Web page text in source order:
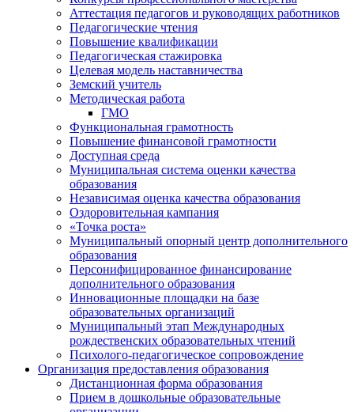
Аттестация педагогов и руководящих работников
Педагогические чтения
Повышение квалификации
Педагогическая стажировка
Целевая модель наставничества
Земский учитель
Методическая работа
ГМО
Функциональная грамотность
Повышение финансовой грамотности
Доступная среда
Муниципальная система оценки качества
образования
Независимая оценка качества образования
Оздоровительная кампания
«Точка роста»
Муниципальный опорный центр дополнительного
образования
Персонифицированное финансирование
дополнительного образования
Инновационные площадки на базе
образовательных организаций
Муниципальный этап Международных
рождественских образовательных чтений
Психолого-педагогическое сопровождение
Организация предоставления образования
Дистанционная форма образования
Прием в дошкольные образовательные